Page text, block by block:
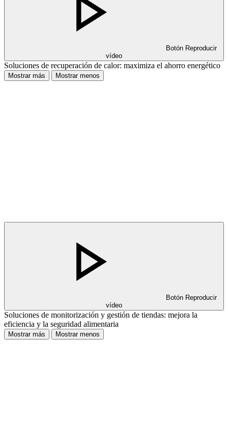
Botón Reproducir
vídeo
Soluciones de recuperación de calor: maximiza el ahorro energético
Mostrar más Mostrar menos
Botón Reproducir
vídeo
Soluciones de monitorización y gestión de tiendas: mejora la
eficiencia y la seguridad alimentaria
Mostrar más Mostrar menos